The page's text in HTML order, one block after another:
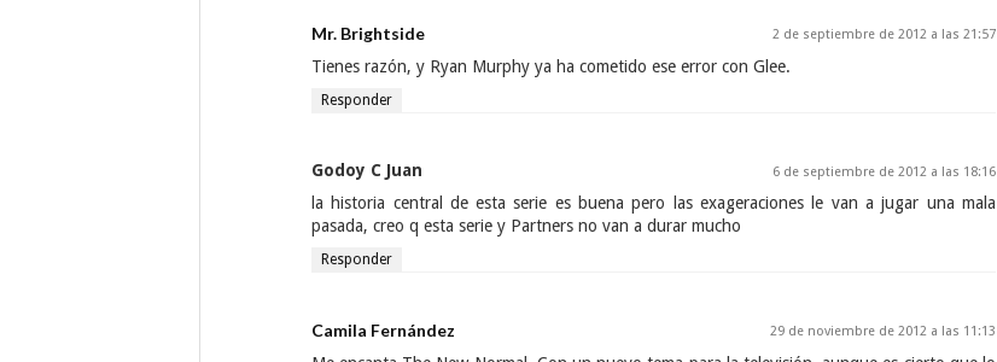
Mr. Brightside 2 de septiembre de 2012 a las 21:57
Tienes razón, y Ryan Murphy ya ha cometido ese error con Glee.
Responder
Godoy C Juan 6 de septiembre de 2012 a las 18:16
la historia central de esta serie es buena pero las exageraciones le van a jugar una mala
pasada, creo q esta serie y Partners no van a durar mucho
Responder
Camila Fernández 29 de noviembre de 2012 a las 11:13